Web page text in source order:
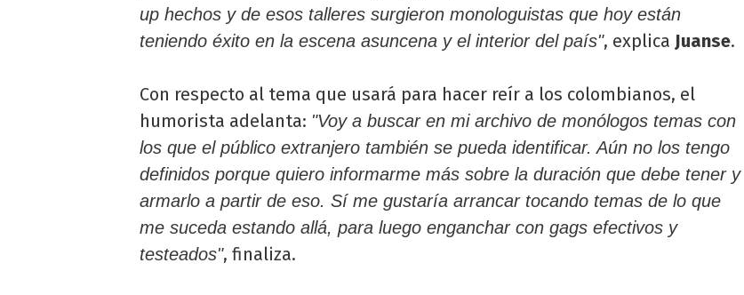
up hechos y de esos talleres surgieron monologuistas que hoy están
teniendo éxito en la escena asuncena y el interior del país", explica Juanse.
Con respecto al tema que usará para hacer reír a los colombianos, el
humorista adelanta: "Voy a buscar en mi archivo de monólogos temas con
los que el público extranjero también se pueda identificar. Aún no los tengo
definidos porque quiero informarme más sobre la duración que debe tener y
armarlo a partir de eso. Sí me gustaría arrancar tocando temas de lo que
me suceda estando allá, para luego enganchar con gags efectivos y
testeados", finaliza.